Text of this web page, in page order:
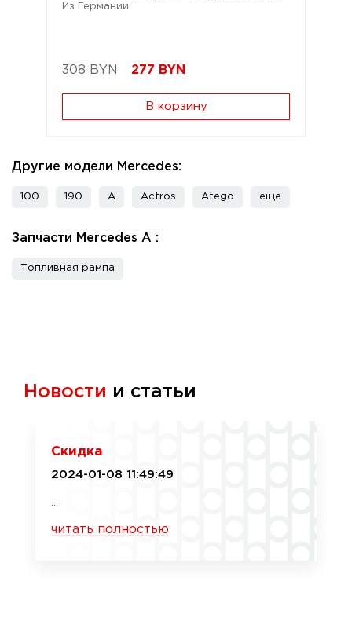
Из Германии.
308 BYN 277 BYN
В корзину
Другие модели Mercedes:
100 190 A Actros Atego еще
Запчасти Mercedes A :
Топливная рампа
Новости и статьи
Скидка
2024-01-08 11:49:49
читать полностью